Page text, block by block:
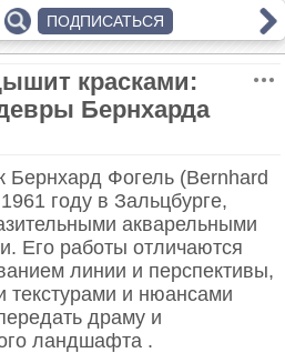
красками:
Бернхарда
Бернхард Фогель (Bernhard
году в Зальцбурге,
акварельными
Его работы отличаются
линии и перспективы,
и нюансами
драму и
ландшафта .
ПОДПИСАТЬСЯ